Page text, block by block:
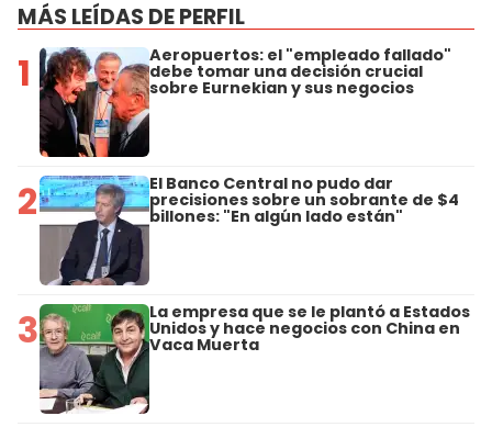
MÁS LEÍDAS DE PERFIL
1 Aeropuertos: el "empleado fallado"
debe tomar una decisión crucial
sobre Eurnekian y sus negocios
2 El Banco Central no pudo dar
precisiones sobre un sobrante de $4
billones: "En algún lado están"
3 La empresa que se le plantó a Estados
Unidos y hace negocios con China en
Vaca Muerta